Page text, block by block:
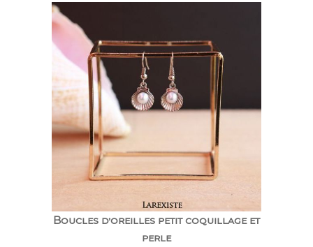
Boucles d’oreilles petit coquillage et
perle